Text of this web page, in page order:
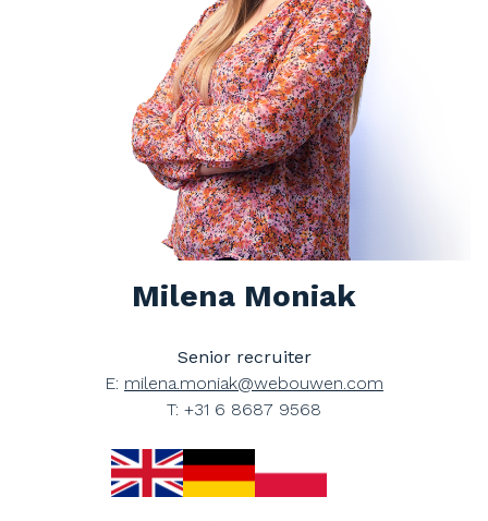
Milena Moniak
Senior recruiter
E: milena.moniak@webouwen.com
T: +31 6 8687 9568